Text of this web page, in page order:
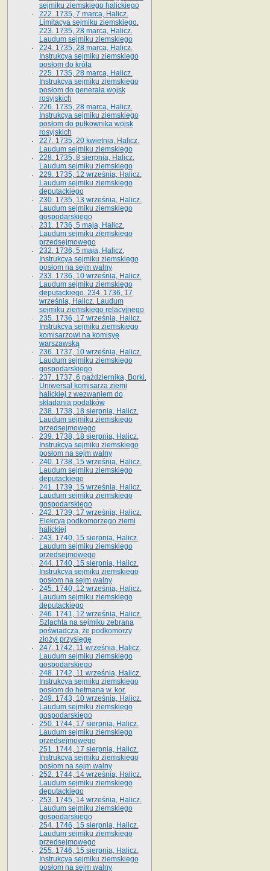
sejmiku ziemskiego halickiego
222. 1735, 7 marca, Halicz.
Limitacya sejmiku ziemskiego.
223. 1735, 28 marca, Halicz.
Laudum sejmiku ziemskiego
224. 1735, 28 marca, Halicz.
Instrukcya sejmiku ziemskiego
posłom do króla
225. 1735, 28 marca, Halicz.
Instrukcya sejmiku ziemskiego
posłom do generała wojsk
rosyjskich
226. 1735, 28 marca, Halicz.
Instrukcya sejmiku ziemskiego
posłom do pułkownika wojsk
rosyjskich
227. 1735, 20 kwietnia, Halicz.
Laudum sejmiku ziemskiego
228. 1735, 8 sierpnia, Halicz.
Laudum sejmiku ziemskiego
229. 1735, 12 września, Halicz.
Laudum sejmiku ziemskiego
deputackiego
230. 1735, 13 września, Halicz.
Laudum sejmiku ziemskiego
gospodarskiego
231. 1736, 5 maja, Halicz.
Laudum sejmiku ziemskiego
przedsejmowego
232. 1736, 5 maja, Halicz.
Instrukcya sejmiku ziemskiego
posłom na sejm walny
233. 1736, 10 września, Halicz.
Laudum sejmiku ziemskiego
deputackiego. 234. 1736, 17
września, Halicz. Laudum
sejmiku ziemskiego relacyjnego
235. 1736, 17 września, Halicz.
Instrukcya sejmiku ziemskiego
komisarzowi na komisyę
warszawską
236. 1737, 10 września, Halicz.
Laudum sejmiku ziemskiego
gospodarskiego
237. 1737, 6 października, Borki.
Uniwersał komisarza ziemi
halickiej z wezwaniem do
składania podatków
238. 1738, 18 sierpnia, Halicz.
Laudum sejmiku ziemskiego
przedsejmowego
239. 1738, 18 sierpnia, Halicz.
Instrukcya sejmiku ziemskiego
posłom na sejm walny
240. 1738, 15 września, Halicz.
Laudum sejmiku ziemskiego
deputackiego
241. 1739, 15 września, Halicz.
Laudum sejmiku ziemskiego
gospodarskiego
242. 1739, 17 września, Halicz.
Elekcya podkomorzego ziemi
halickiej
243. 1740, 15 sierpnia, Halicz.
Laudum sejmiku ziemskiego
przedsejmowego
244. 1740, 15 sierpnia, Halicz.
Instrukcya sejmiku ziemskiego
posłom na sejm walny
245. 1740, 12 września, Halicz.
Laudum sejmiku ziemskiego
deputackiego
246. 1741, 12 września, Halicz.
Szlachta na sejmiku zebrana
poświadcza, że podkomorzy
złożył przysięgę
247. 1742, 11 września, Halicz.
Laudum sejmiku ziemskiego
gospodarskiego
248. 1742, 11 września, Halicz.
Instrukcya sejmiku ziemskiego
posłom do hetmana w. kor.
249. 1743, 10 września, Halicz.
Laudum sejmiku ziemskiego
gospodarskiego
250. 1744, 17 sierpnia, Halicz.
Laudum sejmiku ziemskiego
przedsejmowego
251. 1744, 17 sierpnia, Halicz.
Instrukcya sejmiku ziemskiego
posłom na sejm walny
252. 1744, 14 września, Halicz.
Laudum sejmiku ziemskiego
deputackiego
253. 1745, 14 września, Halicz.
Laudum sejmiku ziemskiego
gospodarskiego
254. 1746, 15 sierpnia, Halicz.
Laudum sejmiku ziemskiego
przedsejmowego
255. 1746, 15 sierpnia, Halicz.
Instrukcya sejmiku ziemskiego
posłom na sejm walny